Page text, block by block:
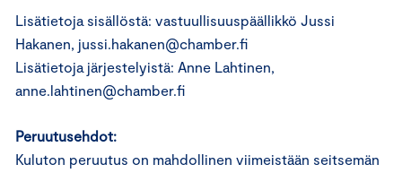
Lisätietoja sisällöstä: vastuullisuuspäällikkö Jussi
Hakanen, jussi.hakanen@chamber.fi
Lisätietoja järjestelyistä: Anne Lahtinen,
anne.lahtinen@chamber.fi
Peruutusehdot:
Kuluton peruutus on mahdollinen viimeistään seitsemän